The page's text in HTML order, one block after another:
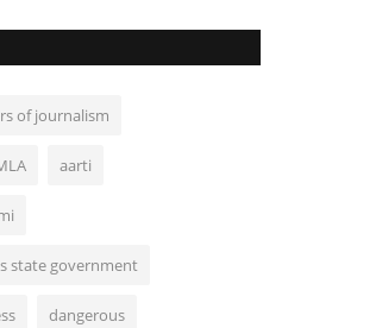
of journalism
aarti
state government
dangerous